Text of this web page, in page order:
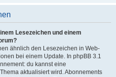
Lesezeichen und einem
ähnlich den Lesezeichen in Web-
bei einem Update. In phpBB 3.1
du kannst eine
aktualisiert wird. Abonnements